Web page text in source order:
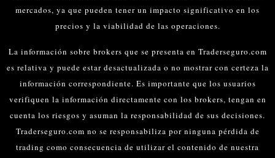
mercados, ya que pueden tener un impacto significativo en los
precios y la viabilidad de las operaciones.
La información sobre brokers que se presenta en Traderseguro.com
es relativa y puede estar desactualizada o no mostrar con certeza la
información correspondiente. Es importante que los usuarios
verifiquen la información directamente con los brokers, tengan en
cuenta los riesgos y asuman la responsabilidad de sus decisiones.
Traderseguro.com no se responsabiliza por ninguna pérdida de
trading como consecuencia de utilizar el contenido de nuestra